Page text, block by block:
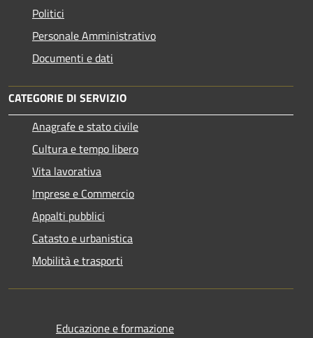
Politici
Personale Amministrativo
Documenti e dati
CATEGORIE DI SERVIZIO
Anagrafe e stato civile
Cultura e tempo libero
Vita lavorativa
Imprese e Commercio
Appalti pubblici
Catasto e urbanistica
Mobilità e trasporti
Educazione e formazione